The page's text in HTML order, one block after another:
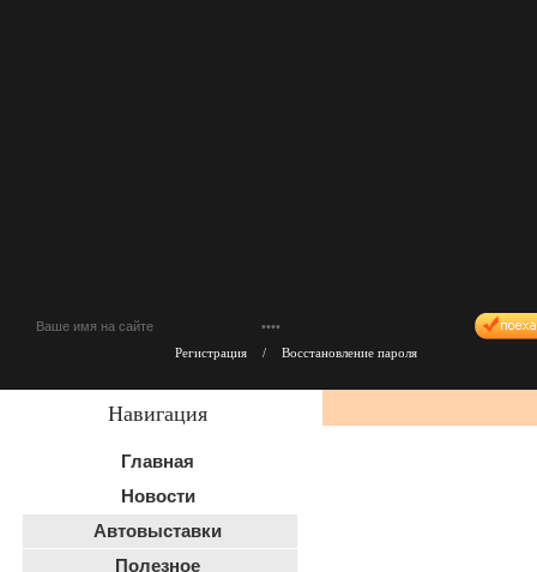
Регистрация / Восстановление пароля
Навигация
Главная
Новости
Автовыставки
Полезное